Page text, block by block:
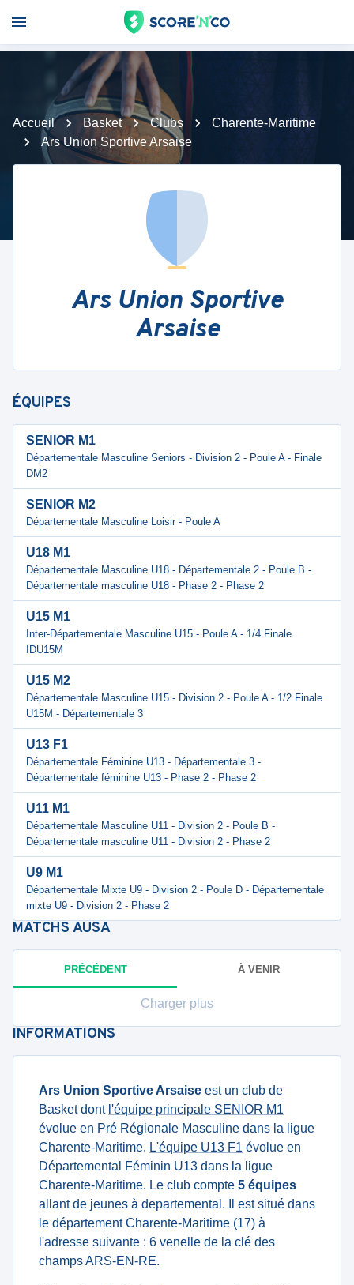
Accueil Basket Clubs
Charente-Maritime
Ars Union Sportive Arsaise
Ars Union Sportive
Arsaise
ÉQUIPES
SENIOR M1
Départementale Masculine Seniors - Division 2 - Poule A - Finale
DM2
SENIOR M2
Départementale Masculine Loisir - Poule A
U18 M1
Départementale Masculine U18 - Départementale 2 - Poule B -
Départementale masculine U18 - Phase 2 - Phase 2
U15 M1
Inter-Départementale Masculine U15 - Poule A - 1/4 Finale
IDU15M
U15 M2
Départementale Masculine U15 - Division 2 - Poule A - 1/2 Finale
U15M - Départementale 3
U13 F1
Départementale Féminine U13 - Départementale 3 -
Départementale féminine U13 - Phase 2 - Phase 2
U11 M1
Départementale Masculine U11 - Division 2 - Poule B -
Départementale masculine U11 - Division 2 - Phase 2
U9 M1
Départementale Mixte U9 - Division 2 - Poule D - Départementale
mixte U9 - Division 2 - Phase 2
MATCHS AUSA
PRÉCÉDENT À VENIR
Charger plus
INFORMATIONS
Ars Union Sportive Arsaise est un club de
Basket dont l'équipe principale SENIOR M1
évolue en Pré Régionale Masculine dans la ligue
Charente-Maritime. L'équipe U13 F1 évolue en
Départemental Féminin U13 dans la ligue
Charente-Maritime. Le club compte 5 équipes
allant de jeunes à departemental. Il est situé dans
le département Charente-Maritime (17) à
l'adresse suivante : 6 venelle de la clé des
champs ARS-EN-RE.